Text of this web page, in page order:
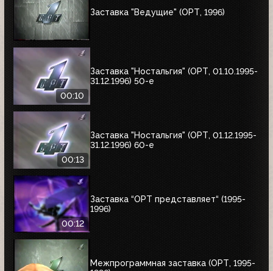
Заставка "Ведущие" (ОРТ, 1996)
00:10
Заставка "Ностальгия" (ОРТ, 01.10.1995-
31.12.1996) 50-е
00:13
Заставка "Ностальгия" (ОРТ, 01.12.1995-
31.12.1996) 60-е
00:12
Заставка “ОРТ представляет“ (1995-
1996)
Межпрограммная заставка (ОРТ, 1995-